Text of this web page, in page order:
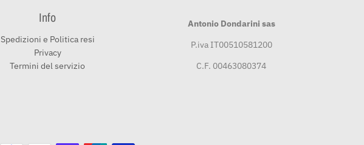
Info
Spedizioni e Politica resi
Privacy
Termini del servizio
Antonio Dondarini sas
P.iva IT00510581200
C.F. 00463080374